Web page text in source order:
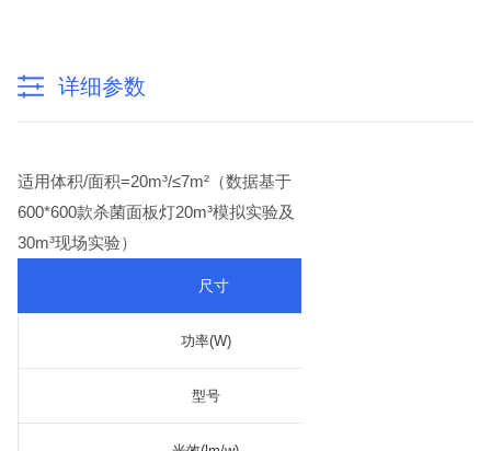
详细参数
适用体积/面积=20m³/≤7m²（数据基于
600*600款杀菌面板灯20m³模拟实验及
30m³现场实验）
尺寸
功率(W)
型号